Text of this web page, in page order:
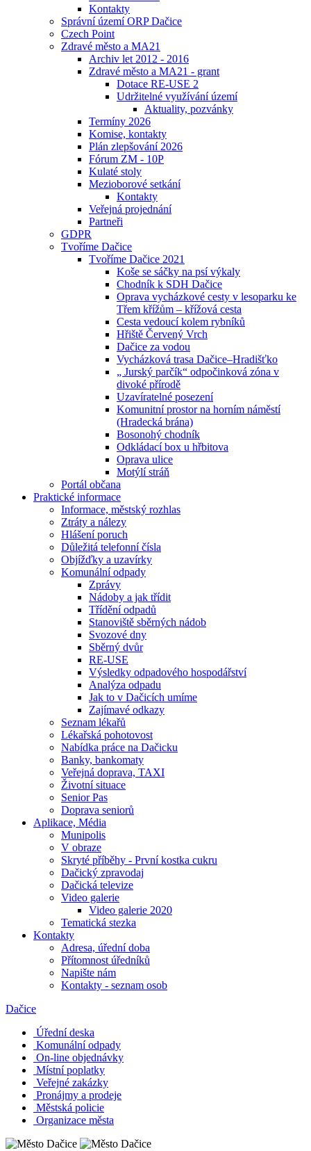
Kontakty
Správní území ORP Dačice
Czech Point
Zdravé město a MA21
Archiv let 2012 - 2016
Zdravé město a MA21 - grant
Dotace RE-USE 2
Udržitelné využívání území
Aktuality, pozvánky
Termíny 2026
Komise, kontakty
Plán zlepšování 2026
Fórum ZM - 10P
Kulaté stoly
Mezioborové setkání
Kontakty
Veřejná projednání
Partneři
GDPR
Tvoříme Dačice
Tvoříme Dačice 2021
Koše se sáčky na psí výkaly
Chodník k SDH Dačice
Oprava vycházkové cesty v lesoparku ke
Třem křížům – křížová cesta
Cesta vedoucí kolem rybníků
Hřiště Červený Vrch
Dačice za vodou
Vycházková trasa Dačice–Hradišťko
„ Jurský parčík“ odpočinková zóna v
divoké přírodě
Uzavíratelné posezení
Komunitní prostor na horním náměstí
(Hradecká brána)
Bosonohý chodník
Odkládací box u hřbitova
Oprava ulice
Motýlí stráň
Portál občana
Praktické informace
Informace, městský rozhlas
Ztráty a nálezy
Hlášení poruch
Důležitá telefonní čísla
Objížďky a uzavírky
Komunální odpady
Zprávy
Nádoby a jak třídit
Třídění odpadů
Stanoviště sběrných nádob
Svozové dny
Sběrný dvůr
RE-USE
Výsledky odpadového hospodářství
Analýza odpadu
Jak to v Dačicích umíme
Zajímavé odkazy
Seznam lékařů
Lékařská pohotovost
Nabídka práce na Dačicku
Banky, bankomaty
Veřejná doprava, TAXI
Životní situace
Senior Pas
Doprava seniorů
Aplikace, Média
Munipolis
V obraze
Skryté příběhy - První kostka cukru
Dačický zpravodaj
Dačická televize
Video galerie
Video galerie 2020
Tematická stezka
Kontakty
Adresa, úřední doba
Přítomnost úředníků
Napište nám
Kontakty - seznam osob
Dačice
Úřední deska
Komunální odpady
On-line objednávky
Místní poplatky
Veřejné zakázky
Pronájmy a prodeje
Městská policie
Organizace města